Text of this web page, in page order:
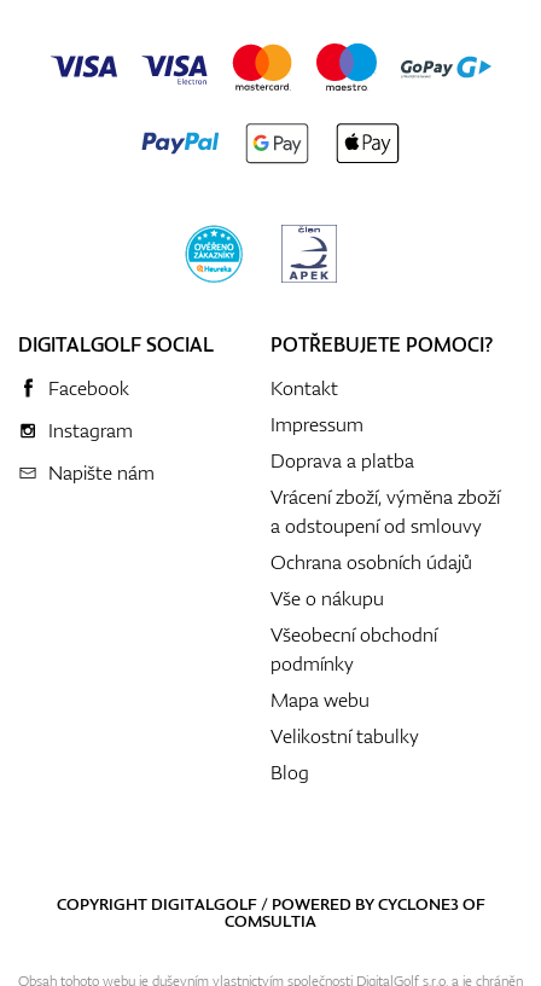
DIGITALGOLF SOCIAL
Facebook
Instagram
Napište nám
POTŘEBUJETE POMOCI?
Kontakt
Impressum
Doprava a platba
Vrácení zboží, výměna zboží
a odstoupení od smlouvy
Ochrana osobních údajů
Vše o nákupu
Všeobecní obchodní
podmínky
Mapa webu
Velikostní tabulky
Blog
COPYRIGHT DIGITALGOLF / POWERED BYCYCLONE3OF
COMSULTIA
Obsah tohoto webu je duševním vlastnictvím společnosti DigitalGolf s.r.o. a je chráněn